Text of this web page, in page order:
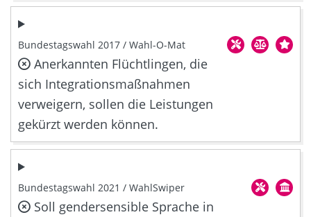
Bundestagswahl 2017 / Wahl-O-Mat
Anerkannten Flüchtlingen, die
sich Integrationsmaßnahmen
verweigern, sollen die Leistungen
gekürzt werden können.
Bundestagswahl 2021 / WahlSwiper
Soll gendersensible Sprache in